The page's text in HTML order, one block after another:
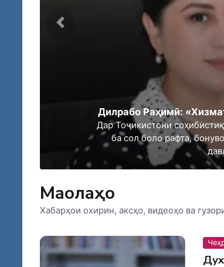
Дилрабо Раҳимӣ:
Дар Тоҷикистони
ба сол боло рафта,
Мақолаҳо
Хабарҳои охирин, аксҳо, видеоҳо ва